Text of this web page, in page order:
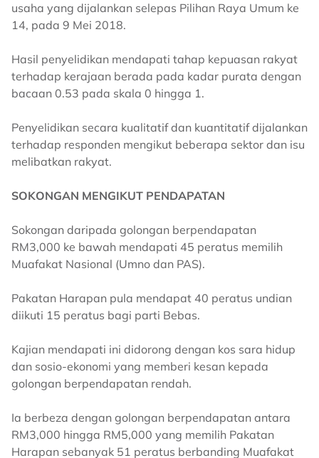
usaha yang dijalankan selepas Pilihan Raya Umum ke
14, pada 9 Mei 2018.
Hasil penyelidikan mendapati tahap kepuasan rakyat
terhadap kerajaan berada pada kadar purata dengan
bacaan 0.53 pada skala 0 hingga 1.
Penyelidikan secara kualitatif dan kuantitatif dijalankan
terhadap responden mengikut beberapa sektor dan isu
melibatkan rakyat.
SOKONGAN MENGIKUT PENDAPATAN
Sokongan daripada golongan berpendapatan
RM3,000 ke bawah mendapati 45 peratus memilih
Muafakat Nasional (Umno dan PAS).
Pakatan Harapan pula mendapat 40 peratus undian
diikuti 15 peratus bagi parti Bebas.
Kajian mendapati ini didorong dengan kos sara hidup
dan sosio-ekonomi yang memberi kesan kepada
golongan berpendapatan rendah.
Ia berbeza dengan golongan berpendapatan antara
RM3,000 hingga RM5,000 yang memilih Pakatan
Harapan sebanyak 51 peratus berbanding Muafakat